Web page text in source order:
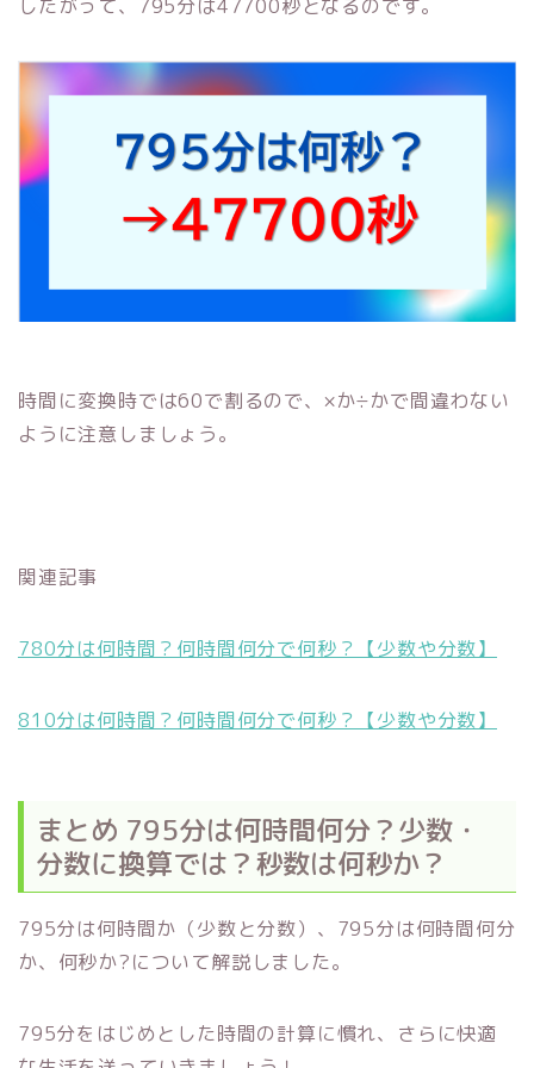
したがって、795分は47700秒となるのです。
時間に変換時では60で割るので、×か÷かで間違わない
ように注意しましょう。
関連記事
780分は何時間？何時間何分で何秒？【少数や分数】
810分は何時間？何時間何分で何秒？【少数や分数】
まとめ 795分は何時間何分？少数・
分数に換算では？秒数は何秒か？
795分は何時間か（少数と分数）、795分は何時間何分
か、何秒か?について解説しました。
795分をはじめとした時間の計算に慣れ、さらに快適